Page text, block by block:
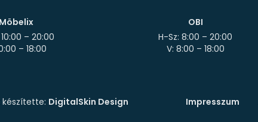
Möbelix
– 20:00
OBI
H-Sz: 8:00 – 20:00
készítette: DigitalSkin Design Impresszum